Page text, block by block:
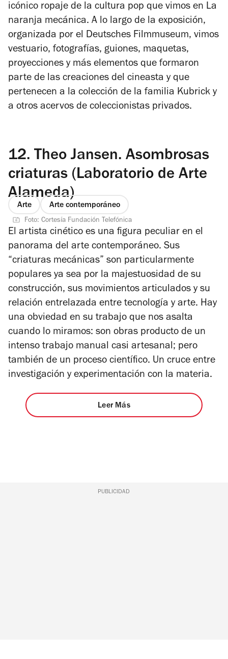
icónico ropaje de la cultura pop que vimos en La
naranja mecánica. A lo largo de la exposición,
organizada por el Deutsches Filmmuseum, vimos
vestuario, fotografías, guiones, maquetas,
proyecciones y más elementos que formaron
parte de las creaciones del cineasta y que
pertenecen a la colección de la familia Kubrick y
a otros acervos de coleccionistas privados.
12. Theo Jansen. Asombrosas
criaturas (Laboratorio de Arte
Alameda)
Arte Arte contemporáneo
Foto: Cortesía Fundación Telefónica
El artista cinético es una figura peculiar en el
panorama del arte contemporáneo. Sus
“criaturas mecánicas” son particularmente
populares ya sea por la majestuosidad de su
construcción, sus movimientos articulados y su
relación entrelazada entre tecnología y arte. Hay
una obviedad en su trabajo que nos asalta
cuando lo miramos: son obras producto de un
intenso trabajo manual casi artesanal; pero
también de un proceso científico. Un cruce entre
investigación y experimentación con la materia.
Leer Más
PUBLICIDAD